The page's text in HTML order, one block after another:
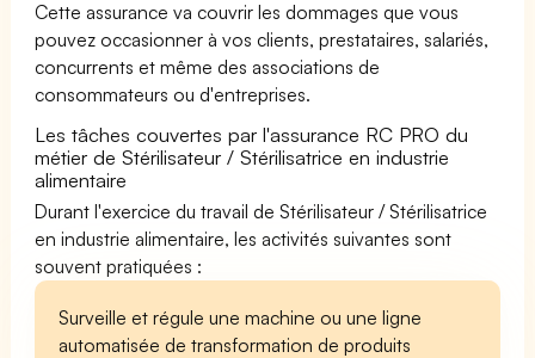
Cette assurance va couvrir les dommages que vous
pouvez occasionner à vos clients, prestataires, salariés,
concurrents et même des associations de
consommateurs ou d'entreprises.
Les tâches couvertes par l'assurance RC PRO du
métier de Stérilisateur / Stérilisatrice en industrie
alimentaire
Durant l'exercice du travail de Stérilisateur / Stérilisatrice
en industrie alimentaire, les activités suivantes sont
souvent pratiquées :
Surveille et régule une machine ou une ligne
automatisée de transformation de produits